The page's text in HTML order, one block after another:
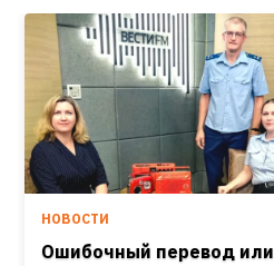
НОВОСТИ
Ошибочный перевод или